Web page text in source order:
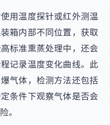
用温度探针或红外测温
箱内部不同位置，获取
标准熏蒸处理中，还会
记录温度变化曲线。此
气体，检测方法还包括
条件下观察气体是否会
。